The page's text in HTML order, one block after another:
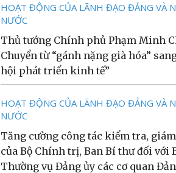
HOẠT ĐỘNG CỦA LÃNH ĐẠO ĐẢNG VÀ
NƯỚC
Thủ tướng Chính phủ Phạm Minh
Chuyển từ “gánh nặng già hóa”
hội phát triển kinh tế”
HOẠT ĐỘNG CỦA LÃNH ĐẠO ĐẢNG VÀ
NƯỚC
Tăng cường công tác kiểm tra,
của Bộ Chính trị, Ban Bí thư đối với
Thường vụ Đảng ủy các cơ quan